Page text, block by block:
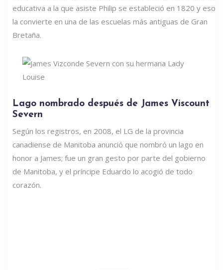
educativa a la que asiste Philip se estableció en 1820 y eso
la convierte en una de las escuelas más antiguas de Gran
Bretaña.
Lago nombrado después de James Viscount
Severn
Según los registros, en 2008, el LG de la provincia
canadiense de Manitoba anunció que nombró un lago en
honor a James; fue un gran gesto por parte del gobierno
de Manitoba, y el príncipe Eduardo lo acogió de todo
corazón.